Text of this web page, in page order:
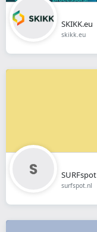
SKIKK.eu
skikk.eu
SURFspot
surfspot.nl